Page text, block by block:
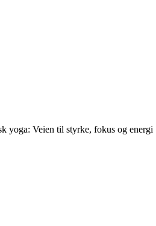
yoga: Veien til styrke, fokus og energi